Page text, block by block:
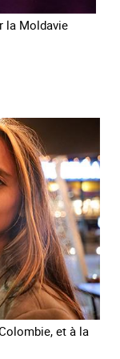
la Moldavie
et à la